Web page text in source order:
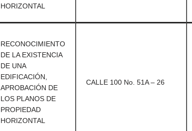
HORIZONTAL
RECONOCIMIENTO
DE LA EXISTENCIA
DE UNA
EDIFICACIÓN,
APROBACIÓN DE
LOS PLANOS DE
PROPIEDAD
HORIZONTAL
CALLE 100 No. 51A – 26